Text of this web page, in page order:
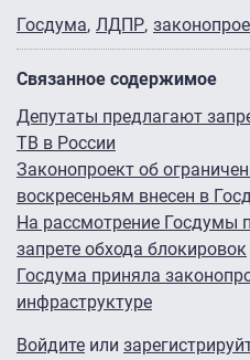
Госдума ЛДПР
Связанное содержимое
Депутаты предлагают
ТВ в России
Законопроект об
воскресеньям внесен в
На рассмотрение Госдумы
запрете обхода блокировок
Госдума приняла
инфраструктуре
Войдите или